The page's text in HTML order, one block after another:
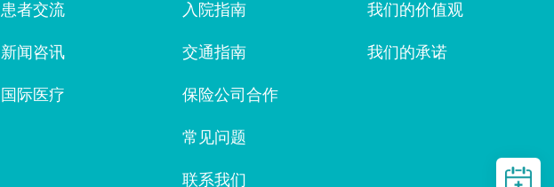
患者交流
新闻咨讯
国际医疗
入院指南
交通指南
保险公司合作
常见问题
联系我们
我们的价值观
我们的承诺